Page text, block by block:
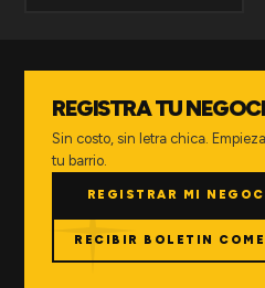
REGISTRA TU
Sin costo, sin letra chica.
tu barrio.
REGISTRAR MI
RECIBIR BOLETIN